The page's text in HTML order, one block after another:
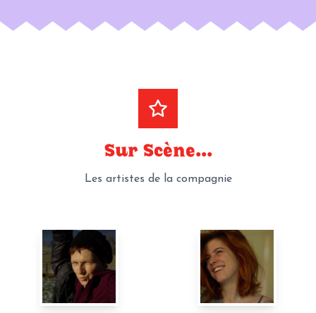
Sur Scène...
Les artistes de la compagnie